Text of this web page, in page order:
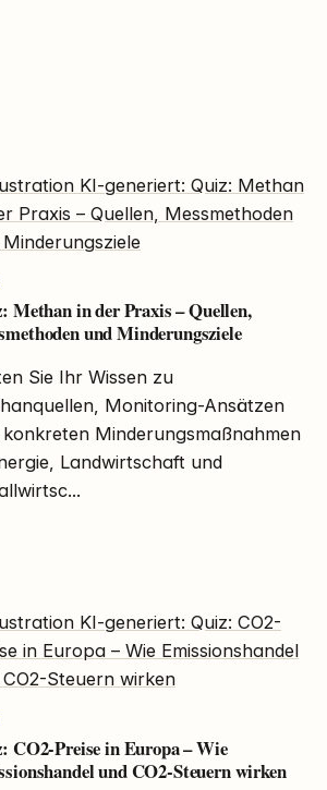
Methan in der Praxis – Quellen,
und Minderungsziele
Sie Ihr Wissen zu
Monitoring-Ansätzen
konkreten Minderungsmaßnahmen
Landwirtschaft und
CO2-Preise in Europa – Wie
und CO2-Steuern wirken